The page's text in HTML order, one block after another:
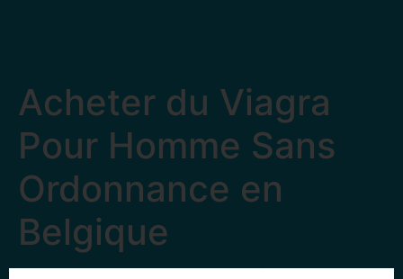
Acheter du Viagra
Pour Homme Sans
Ordonnance en
Belgique